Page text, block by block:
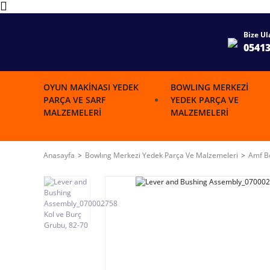
Bize
OYUN MAKINASI YEDEK
PARÇA VE SARF
MALZEMELERI
BOWLING MERKEZI
YEDEK PARÇA VE
MALZEMELERI
Anasayfa Bowlıng Merkezi Yedek Parça Ve Malzemeleri Amf